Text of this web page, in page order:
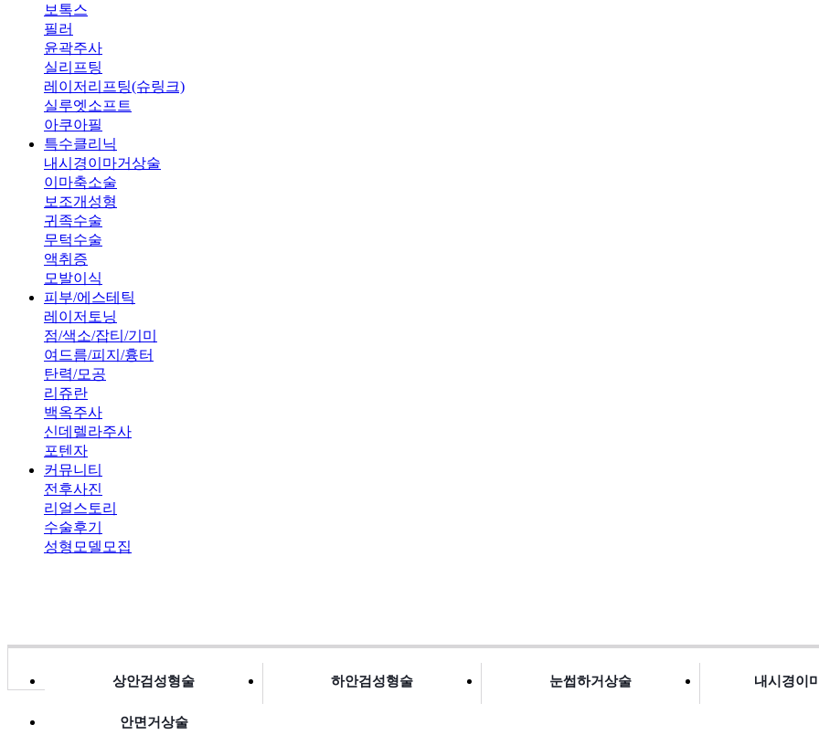
보톡스
필러
윤곽주사
실리프팅
레이저리프팅(슈링크)
실루엣소프트
아쿠아필
특수클리닉
내시경이마거상술
이마축소술
보조개성형
귀족수술
무턱수술
액취증
모발이식
피부/에스테틱
레이저토닝
점/색소/잡티/기미
여드름/피지/흉터
탄력/모공
리쥬란
백옥주사
신데렐라주사
포텐자
커뮤니티
전후사진
리얼스토리
수술후기
성형모델모집
상안검성형술 하안검성형술 눈썹하거상술 내시경이
안면거상술